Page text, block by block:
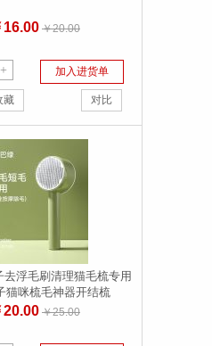
16.00 ￥20.00
+ 加入进货单
藏 对比
去浮毛刷清理猫毛梳专用
猫咪梳毛神器开结梳
20.00 ￥25.00